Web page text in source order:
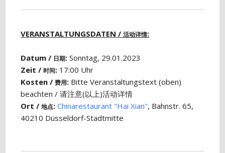
VERANSTALTUNGSDATEN /活动详情:
Datum / 日期: Sonntag, 29.01.2023
Zeit /时间: 17:00 Uhr
Kosten /费用: Bitte Veranstaltungstext (oben)
beachten / 请注意(以上)活动详情
Ort /地点: Chinarestaurant "Hai Xian", Bahnstr. 65,
40210 Düsseldorf-Stadtmitte